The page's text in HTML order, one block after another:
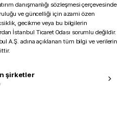
danışmanlığı sözleşmesi çerçevesinde
ve güncelliği için azami özen
gecikme veya bu bilgilerin
İstanbul Ticaret Odası sorumlu değildir.
A.Ş. adına açıklanan tüm bilgi ve verilerin
şirketler